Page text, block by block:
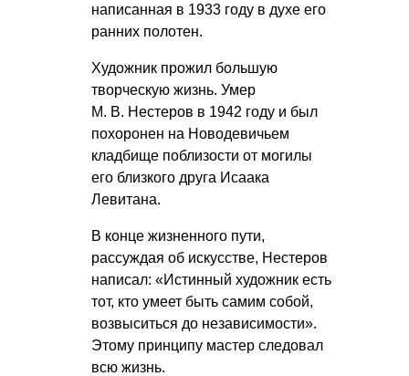
написанная в 1933 году в духе его
ранних полотен.
Художник прожил большую
творческую жизнь. Умер
М. В. Нестеров в 1942 году и был
похоронен на Новодевичьем
кладбище поблизости от могилы
его близкого друга Исаака
Левитана.
В конце жизненного пути,
рассуждая об искусстве, Нестеров
написал: «Истинный художник есть
тот, кто умеет быть самим собой,
возвыситься до независимости».
Этому принципу мастер следовал
всю жизнь.